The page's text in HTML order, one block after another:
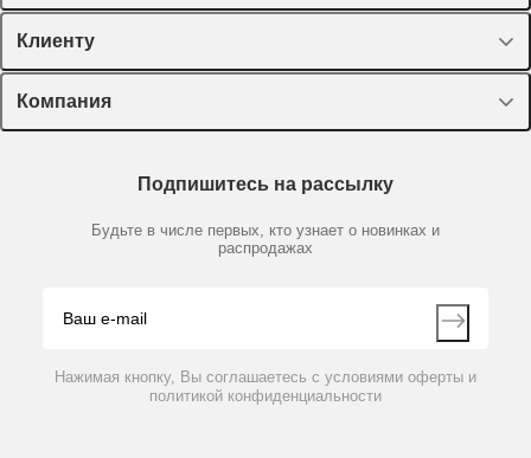
Спецпредложения
Оборудование, приборы
Пластик, стекло, принадлежности
Химические реактивы, препараты, наборы
Производители
Клиенту
Лекторий Диаэм
Доставка и оплата
Мобильное приложение
Компания
Партнеры
Контакты
Подпишитесь на рассылку
Будьте в числе первых, кто узнает о новинках и
распродажах
Нажимая кнопку, Вы соглашаетесь с условиями оферты и
политикой конфиденциальности